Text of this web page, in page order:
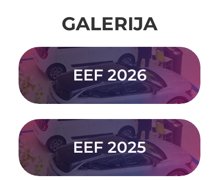
GALERIJA
EEF 2026
POGLEDAJTE
EEF 2025
POGLEDAJTE